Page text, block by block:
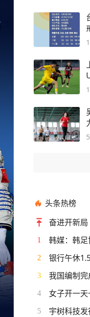
头条热榜
奋进开新
1 韩媒：韩
2 银行午休
3 我国编制
4 女子开一
5 宇树科技